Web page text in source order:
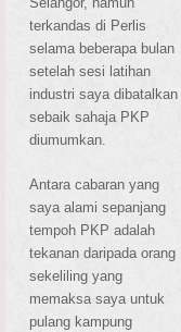
terkandas di Perlis
selama beberapa bulan
setelah sesi latihan
industri saya dibatalkan
sebaik sahaja PKP
diumumkan.
Antara cabaran yang
saya alami sepanjang
tempoh PKP adalah
tekanan daripada orang
sekeliling yang
memaksa saya untuk
pulang kampung